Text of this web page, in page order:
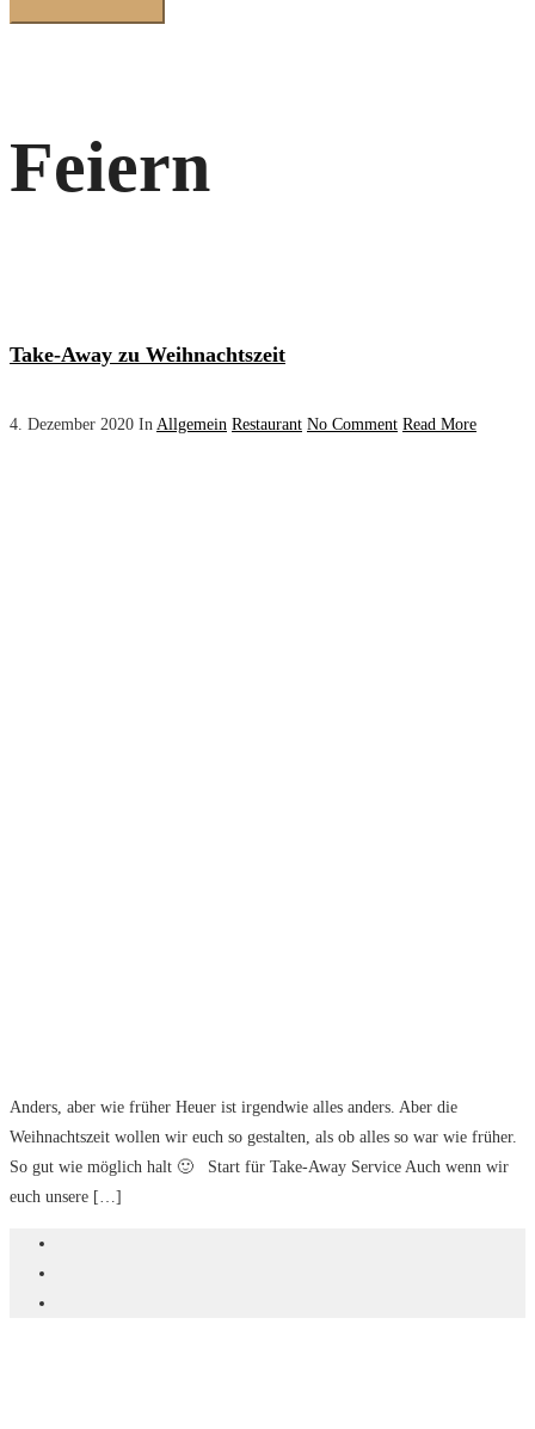
Feiern
Take-Away zu Weihnachtszeit
4. Dezember 2020 In Allgemein Restaurant No Comment Read More
Anders, aber wie früher Heuer ist irgendwie alles anders. Aber die
Weihnachtszeit wollen wir euch so gestalten, als ob alles so war wie früher.
So gut wie möglich halt 🙂 Start für Take-Away Service Auch wenn wir
euch unsere […]